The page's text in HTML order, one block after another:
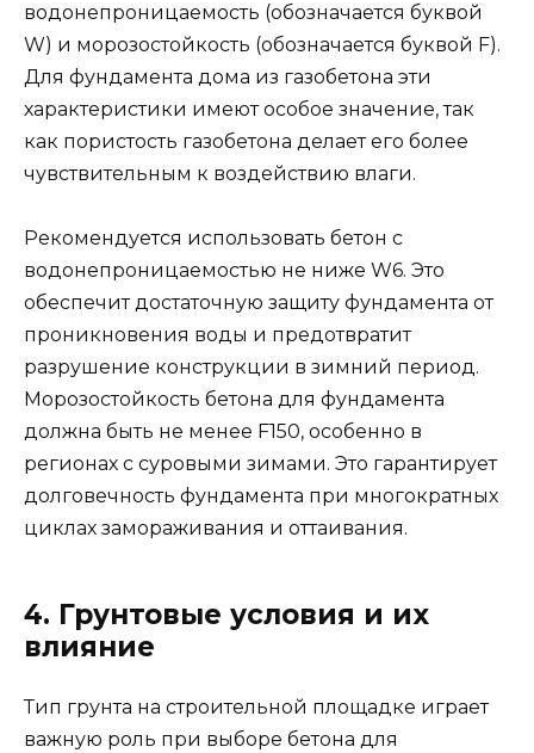
водонепроницаемость (обозначается буквой
W) и морозостойкость (обозначается буквой F).
Для фундамента дома из газобетона эти
характеристики имеют особое значение, так
как пористость газобетона делает его более
чувствительным к воздействию влаги.
Рекомендуется использовать бетон с
водонепроницаемостью не ниже W6. Это
обеспечит достаточную защиту фундамента от
проникновения воды и предотвратит
разрушение конструкции в зимний период.
Морозостойкость бетона для фундамента
должна быть не менее F150, особенно в
регионах с суровыми зимами. Это гарантирует
долговечность фундамента при многократных
циклах замораживания и оттаивания.
4. Грунтовые условия и их
влияние
Тип грунта на строительной площадке играет
важную роль при выборе бетона для